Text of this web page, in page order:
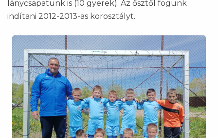
lánycsapatunk is (10 gyerek). Az ősztől fogunk
indítani 2012-2013-as korosztályt.